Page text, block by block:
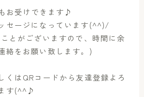
お受けできます♪
セージになっています(^^)/
とがございますので、時間に余
絡をお願い致します。)
くはQRコードから友達登録よろ
す(^^♪